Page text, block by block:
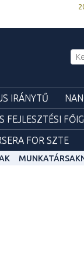
IRÁNYTŰ
FEJLESZTÉSI
FOR SZTE